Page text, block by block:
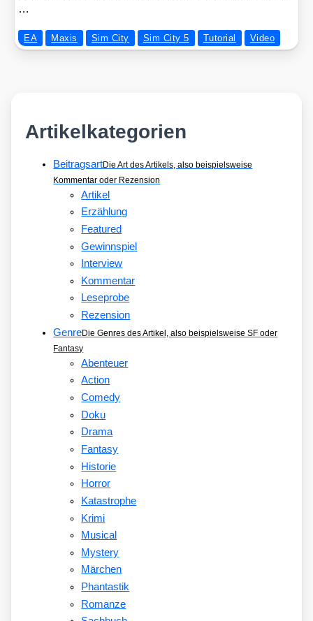
…
EA Maxis Sim City Sim City 5 Tutorial Video
Artikelkategorien
BeitragsartDie Art des Artikels, also beispielsweise
Kommentar oder Rezension
Artikel
Erzählung
Featured
Gewinnspiel
Interview
Kommentar
Leseprobe
Rezension
GenreDie Genres des Artikel, also beispielsweise SF oder
Fantasy
Abenteuer
Action
Comedy
Doku
Drama
Fantasy
Historie
Horror
Katastrophe
Krimi
Musical
Mystery
Märchen
Phantastik
Romanze